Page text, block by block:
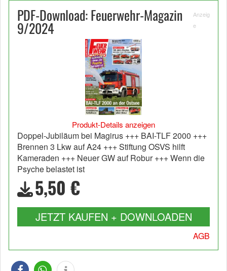
PDF-Download: Feuerwehr-Magazin
9/2024
Anzeig
e
Produkt-Details anzeigen
Doppel-Jubiläum bei Magirus +++ BAI-TLF 2000 +++
Brennen 3 Lkw auf A24 +++ Stiftung OSVS hilft
Kameraden +++ Neuer GW auf Robur +++ Wenn die
Psyche belastet ist
5,50 €
JETZT KAUFEN + DOWNLOADEN
AGB